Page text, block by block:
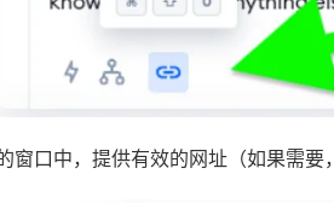
窗口中，提供有效的网址（如果需要